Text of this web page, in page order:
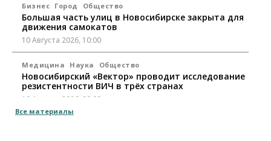
Бизнес Город Общество
Большая часть улиц в Новосибирске закрыта для
движения самокатов
10 Августа 2026, 10:00
Медицина Наука Общество
Новосибирский «Вектор» проводит исследование
резистентности ВИЧ в трёх странах
10 Августа 2026, 09:00
Все материалы